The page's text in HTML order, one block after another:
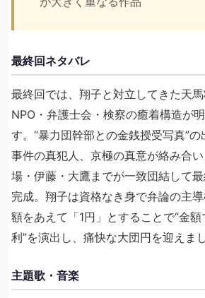
最終回ネタバレ
最終回では、翔子と対立してきた天馬
NPO・弁護士会・検察の癒着構造が
す。“暴力団幹部との金銭授受写真”
事件の真犯人、京極の真意が絡み合
場・伊藤・大鷹までが一致団結して
完成。翔子は資格なき身で弁論の主
額をあえて「1円」とすることで“金
利”を演出し、痛快な大団円を迎えまし
主題歌・音楽